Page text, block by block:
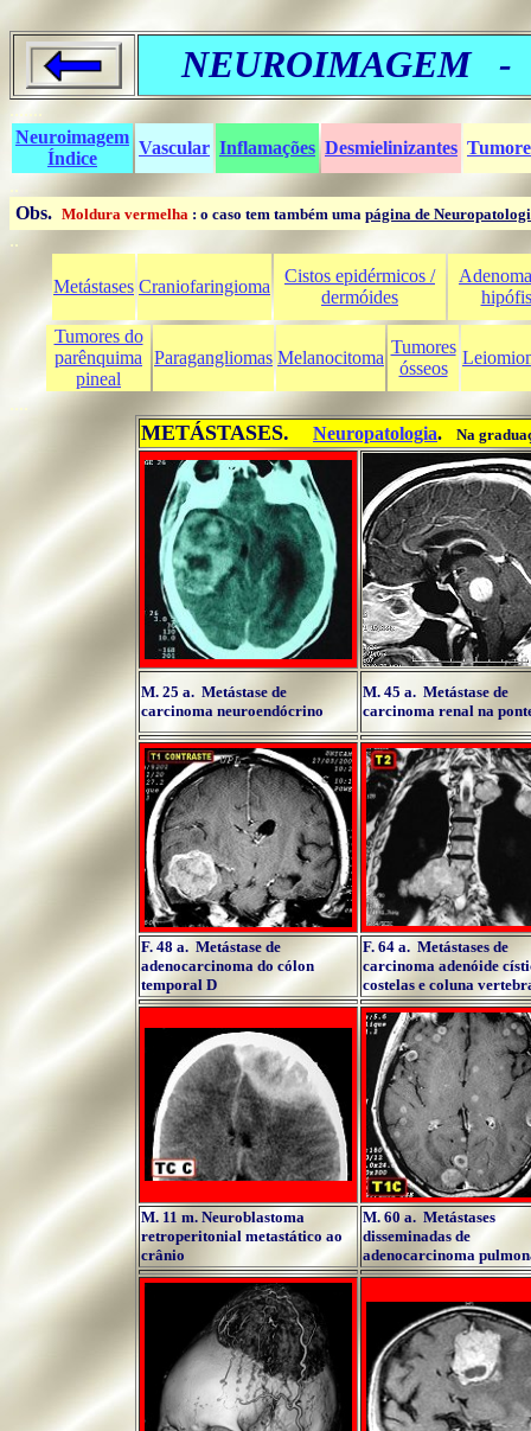
NEUROIMAGEM -
.......
Neuroimagem
Índice
Vascular Inflamações Desmielinizantes
..
Obs. Moldura vermelha : o caso tem também uma página de
..
Metástases Craniofaringioma
Cistos epidérmicos /
dermóides
Tumores do
parênquima
pineal
Paragangliomas Melanocitoma
Tumores
ósseos
....
METÁSTASES. Neuropatologia. Na
M. 25 a. Metástase de
carcinoma neuroendócrino
M. 45 a. Metástase de
carcinoma renal na
F. 48 a. Metástase de
adenocarcinoma do cólon
temporal D
F. 64 a. Metástases de
carcinoma adenóide
costelas e coluna
M. 11 m. Neuroblastoma
retroperitonial metastático ao
crânio
M. 60 a. Metástases
disseminadas de
adenocarcinoma